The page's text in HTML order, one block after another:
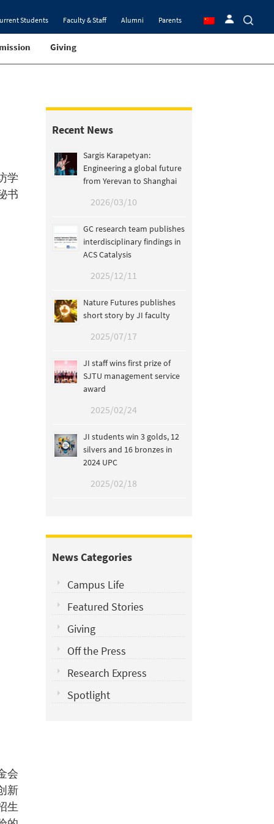
Students Faculty & Staff Alumni Parents
Giving
学
书
会
新
生
Recent News
Sargis Karapetyan:
Engineering a global future
from Yerevan to Shanghai
2026/03/10
GC research team publishes
interdisciplinary findings in
ACS Catalysis
2025/12/11
Nature Futures publishes
short story by JI faculty
2025/07/17
JI staff wins first prize of
SJTU management service
award
2025/02/24
JI students win 3 golds, 12
silvers and 16 bronzes in
2024 UPC
2025/02/18
News Categories
Campus Life
Featured Stories
Giving
Off the Press
Research Express
Spotlight